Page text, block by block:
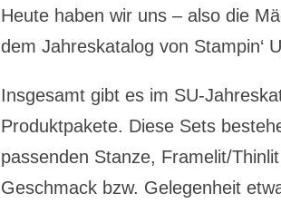
Heute haben wir uns – also die
dem Jahreskatalog von Stampin‘
Insgesamt gibt es im SU-
Produktpakete. Diese Sets
passenden Stanze, Framelit/
Geschmack bzw. Gelegenheit